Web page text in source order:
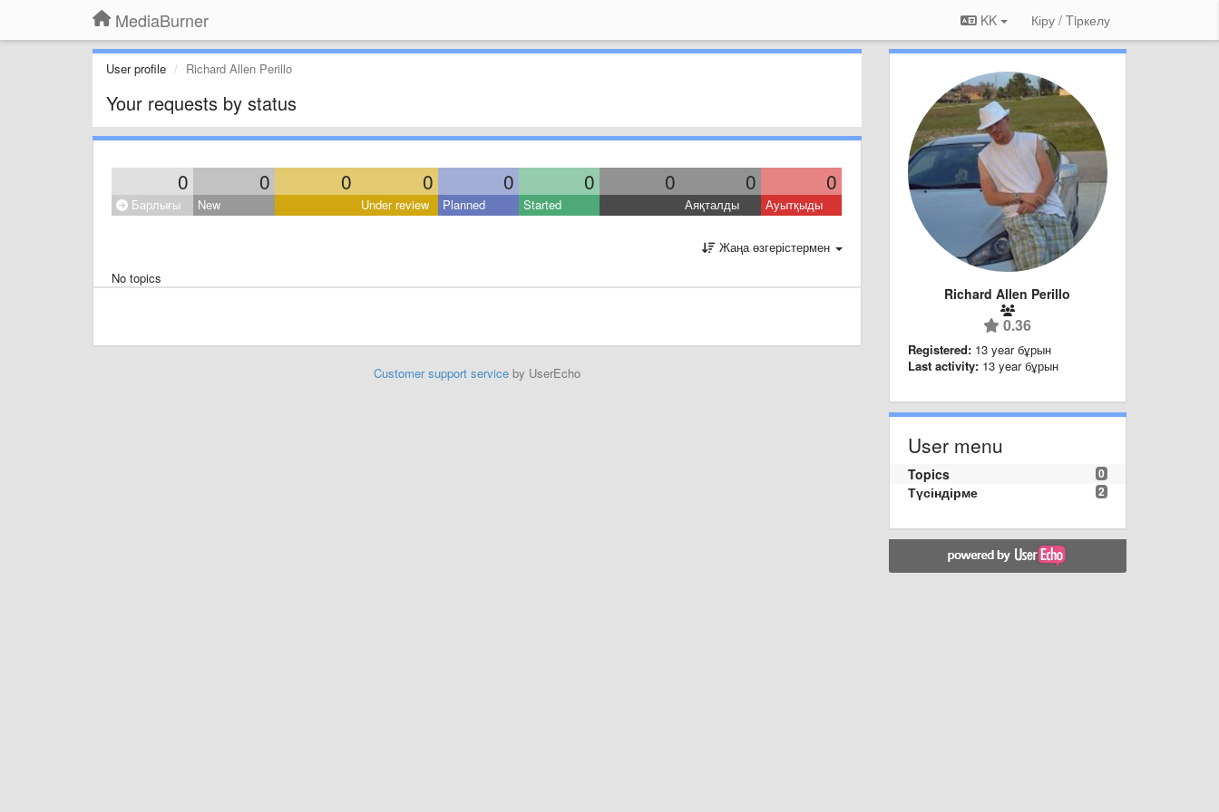
MediaBurner KK Кіру / Tiркелу
User profile Richard Allen Perillo
Your requests by status
0 0 0 0 0 0 0 0 0
Барлығы New Under review Planned Started Аяқталды Ауытқыды
Жаңа өзгерістермен
No topics
Customer support serviceby UserEcho
Richard Allen Perillo
0.36
Registered: 13 year бұрын
Last activity: 13 year бұрын
User menu
0
Topics
2
Түсіндірме